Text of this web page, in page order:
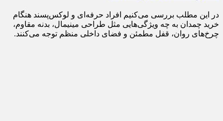
در این مطلب بررسی می‌کنیم افراد حرفه‌ای و لوکس‌پسند هنگام
خرید چمدان به چه ویژگی‌هایی مثل طراحی مینیمال، بدنه مقاوم،
چرخ‌های روان، قفل مطمئن و فضای داخلی منظم توجه می‌کنند.